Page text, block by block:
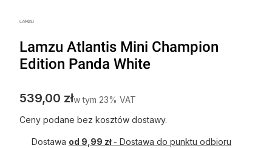
Lamzu Atlantis Mini Champion
Edition Panda White
Cena
539,00 złw tym 23% VAT
w tym 23% VAT
Ceny podane bez kosztów dostawy.
Dostawa od 9,99 zł - Dostawa do punktu odbioru